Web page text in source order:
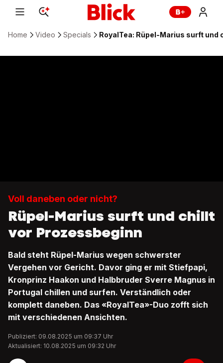
Home Video Specials RoyalTea: Rüpel-Marius surft und
Voll daneben oder nicht?
Rüpel-Marius surft und chillt
vor Prozessbeginn
Bald steht Rüpel-Marius wegen schwerster
Vergehen vor Gericht. Davor ging er mit Stiefpapi,
Kronprinz Haakon und Halbbruder Sverre Magnus in
Portugal chillen und surfen. Verständlich oder
komplett daneben. Das «RoyalTea»-Duo zofft sich
mit verschiedenen Ansichten.
Publiziert: 09.08.2025 um 09:37 Uhr
Aktualisiert: 10.08.2025 um 09:32 Uhr